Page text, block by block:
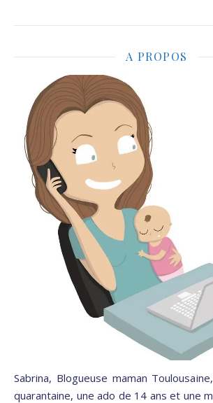
A PROPOS
Sabrina, Blogueuse maman
quarantaine, une ado de 14 ans et une